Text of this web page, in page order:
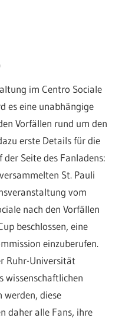
im Centro Sociale
es eine unabhängige
Vorfällen rund um den
erste Details für die
Seite des Fanladens:
St. Pauli
vom
nach den Vorfällen
beschlossen, eine
einzuberufen.
Ruhr-Universität
wissenschaftlichen
werden, diese
daher alle Fans, ihre